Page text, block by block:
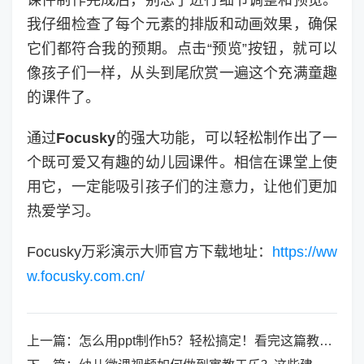
我仔细检查了每个元素的排版和动画效果，确保
它们都符合我的预期。点击“预览”按钮，就可以
像孩子们一样，从头到尾欣赏一遍这个充满童趣
的课件了。
通过Focusky的强大功能，可以轻松制作出了一
个既可爱又有趣的幼儿园课件。相信在课堂上使
用它，一定能吸引孩子们的注意力，让他们更加
热爱学习。
Focusky万彩演示大师官方下载地址： https://ww
w.focusky.com.cn/
上一篇： 怎么用ppt制作h5？轻松搞定！看完这篇教程就知道了！